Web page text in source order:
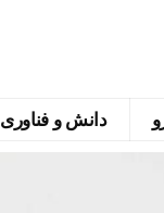
دانش و فناوری